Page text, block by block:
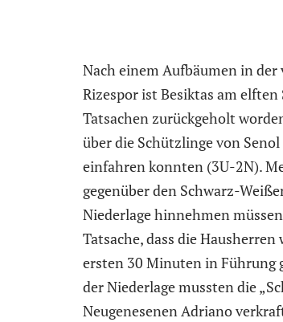
Nach einem Aufbäumen in der
Rizespor ist Besiktas am
Tatsachen zurückgeholt
über die Schützlinge von
einfahren konnten (3U-2N).
gegenüber den Schwarz-
Niederlage hinnehmen
Tatsache, dass die
ersten 30 Minuten in Führung
der Niederlage mussten die
Neugenesenen Adriano